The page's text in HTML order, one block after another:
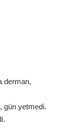
derman,
gün yetmedi.